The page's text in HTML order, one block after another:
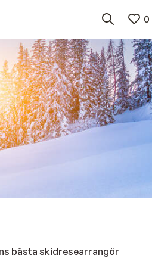
0
bästa skidresearrangör